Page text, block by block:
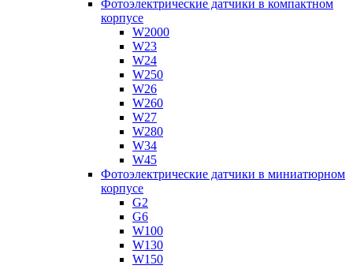
Фотоэлектрические датчики в компактном
корпусе
W2000
W23
W24
W250
W26
W260
W27
W280
W34
W45
Фотоэлектрические датчики в миниатюрном
корпусе
G2
G6
W100
W130
W150